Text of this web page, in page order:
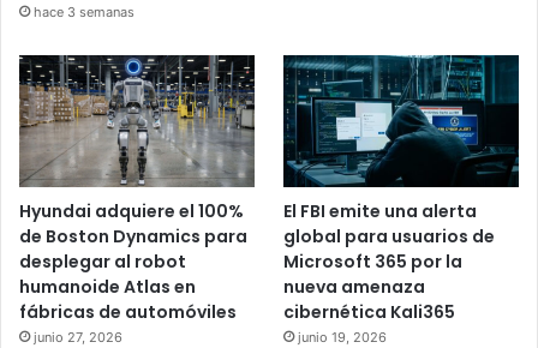
hace 3 semanas
Hyundai adquiere el 100%
de Boston Dynamics para
desplegar al robot
humanoide Atlas en
fábricas de automóviles
junio 27, 2026
El FBI emite una alerta
global para usuarios de
Microsoft 365 por la
nueva amenaza
cibernética Kali365
junio 19, 2026